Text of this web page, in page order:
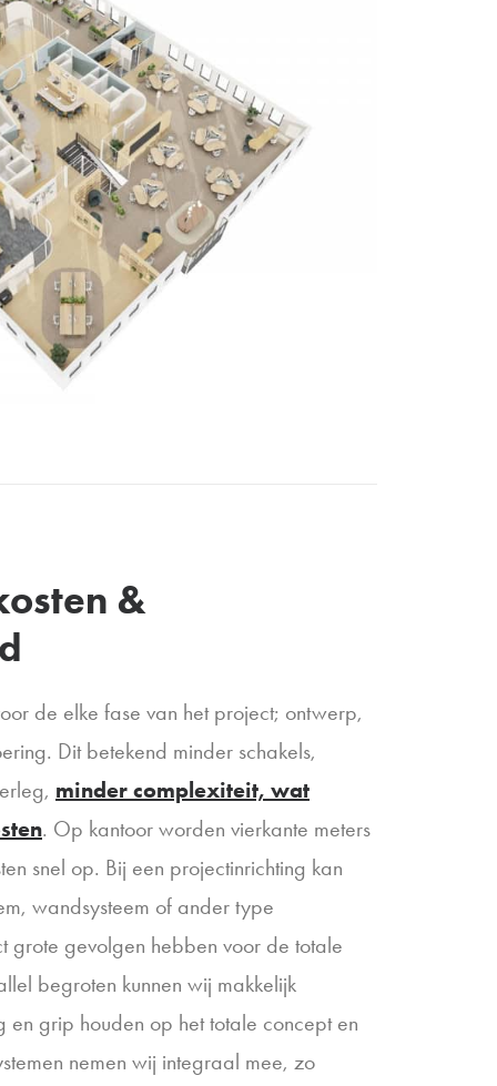
&
de elke fase van het project; ontwerp,
Dit betekend minder schakels,
minder complexiteit, wat
. Op kantoor worden vierkante meters
snel op. Bij een projectinrichting kan
wandsysteem of ander type
grote gevolgen hebben voor de totale
begroten kunnen wij makkelijk
en grip houden op het totale concept en
nemen wij integraal mee, zo